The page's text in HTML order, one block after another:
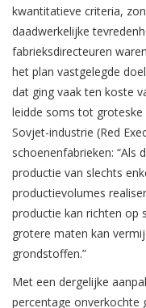
kwantitatieve criteria,
daadwerkelijke
fabrieksdirecteuren
het plan vastgelegde
dat ging vaak ten koste
leidde soms tot
Sovjet-industrie (Red
schoenenfabrieken: “Als
productie van slechts
productievolumes
productie kan richten op
grotere maten kan
grondstoffen.”
Met een dergelijke
percentage onverkochte